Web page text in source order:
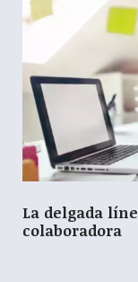
La delgada
colaboradora